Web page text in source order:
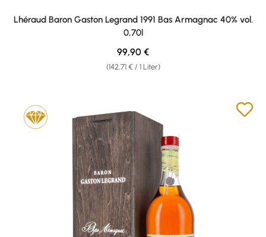
Lhéraud Baron Gaston Legrand 1991 Bas Armagnac 40% vol.
0,70l
(142,71 € / 1 Liter)
Regulärer Preis:
99,90 €